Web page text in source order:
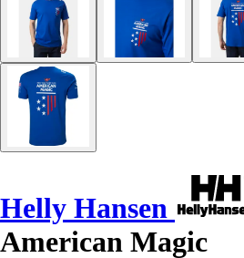
Helly Hansen
American Magic